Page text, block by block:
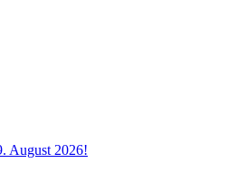
August 2026!